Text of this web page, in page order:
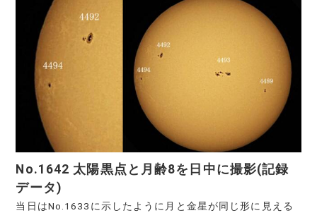
No.1642 太陽黒点と月齢8を日中に撮影(記録
データ)
当日はNo.1633に示したように月と金星が同じ形に見える